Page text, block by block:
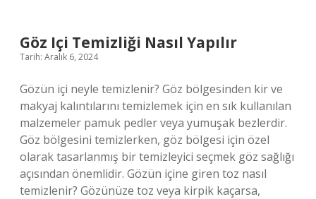
Göz Içi Temizliği Nasıl Yapılır
Tarih: Aralık 6, 2024
Gözün içi neyle temizlenir? Göz bölgesinden kir ve
makyaj kalıntılarını temizlemek için en sık kullanılan
malzemeler pamuk pedler veya yumuşak bezlerdir.
Göz bölgesini temizlerken, göz bölgesi için özel
olarak tasarlanmış bir temizleyici seçmek göz sağlığı
açısından önemlidir. Gözün içine giren toz nasıl
temizlenir? Gözünüze toz veya kirpik kaçarsa,